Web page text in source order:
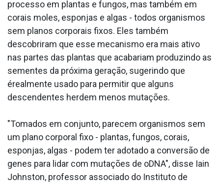
processo em plantas e fungos, mas também em
corais moles, esponjas e algas - todos organismos
sem planos corporais fixos. Eles também
descobriram que esse mecanismo era mais ativo
nas partes das plantas que acabariam produzindo as
sementes da próxima geração, sugerindo que
érealmente usado para permitir que alguns
descendentes herdem menos mutações.
"Tomados em conjunto, parecem organismos sem
um plano corporal fixo - plantas, fungos, corais,
esponjas, algas - podem ter adotado a conversão de
genes para lidar com mutações de oDNA", disse Iain
Johnston, professor associado do Instituto de